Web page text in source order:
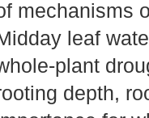
mechanisms
leaf
plant
depth,